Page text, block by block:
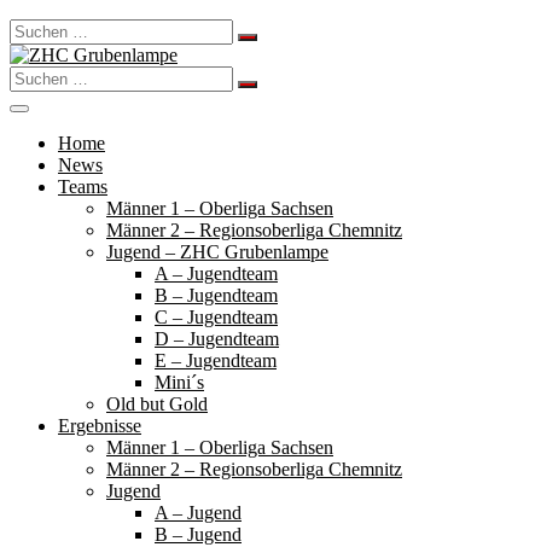
Search
for:
Search
for:
Home
News
Teams
Männer 1 – Oberliga Sachsen
Männer 2 – Regionsoberliga Chemnitz
Jugend – ZHC Grubenlampe
A – Jugendteam
B – Jugendteam
C – Jugendteam
D – Jugendteam
E – Jugendteam
Mini´s
Old but Gold
Ergebnisse
Männer 1 – Oberliga Sachsen
Männer 2 – Regionsoberliga Chemnitz
Jugend
A – Jugend
B – Jugend